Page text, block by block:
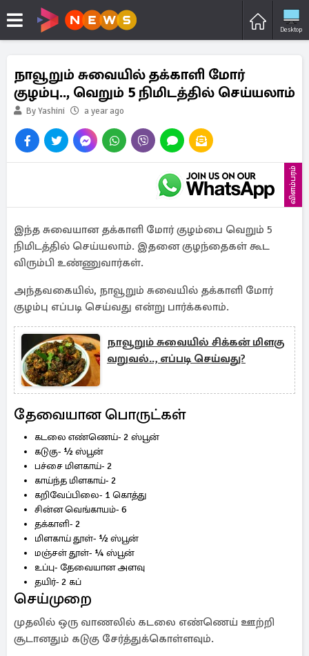
Desktop
நாவூறும் சுவையில் தக்காளி மோர்
குழம்பு.., வெறும் 5 நிமிடத்தில் செய்யலாம்
By Yashini a year ago
விளம்பரம்
இந்த சுவையான தக்காளி மோர் குழம்பை வெறும் 5
நிமிடத்தில் செய்யலாம். இதனை குழந்தைகள் கூட
விரும்பி உண்ணுவார்கள்.
அந்தவகையில், நாவூறும் சுவையில் தக்காளி மோர்
குழம்பு எப்படி செய்வது என்று பார்க்கலாம்.
நாவூறும் சுவையில் சிக்கன் மிளகு
வறுவல்.., எப்படி செய்வது?
தேவையான பொருட்கள்
கடலை எண்ணெய்- 2 ஸ்பூன்
கடுகு- ½ ஸ்பூன்
பச்சை மிளகாய்- 2
காய்ந்த மிளகாய்- 2
கறிவேப்பிலை- 1 கொத்து
சின்ன வெங்காயம்- 6
தக்காளி- 2
மிளகாய் தூள்- ½ ஸ்பூன்
மஞ்சள் தூள்- ¼ ஸ்பூன்
உப்பு- தேவையான அளவு
தயிர்- 2 கப்
செய்முறை
முதலில் ஒரு வாணலில் கடலை எண்ணெய் ஊற்றி
சூடானதும் கடுகு சேர்த்துக்கொள்ளவும்.